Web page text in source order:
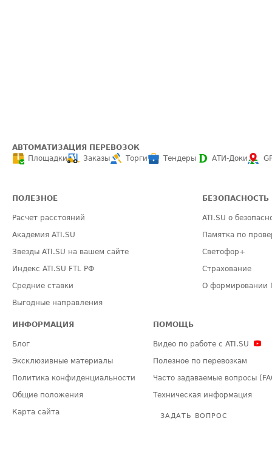
АВТОМАТИЗАЦИЯ ПЕРЕВОЗОК
Площадки
Заказы Торги Тендеры АТИ-Доки
ПОЛЕЗНОЕ
Расчет расстояний
Академия ATI.SU
Звезды ATI.SU на вашем сайте
Индекс ATI.SU FTL РФ
Средние ставки
Выгодные направления
БЕЗОПАСНОСТЬ
ATI.SU о
Памятка по
Светофор+
Страхование
О формировании
ИНФОРМАЦИЯ
Блог
Эксклюзивные материалы
Политика конфиденциальности
Общие положения
Карта сайта
ПОМОЩЬ
Видео по работе с ATI.SU
Полезное по перевозкам
Часто задаваемые вопросы
Техническая информация
ЗАДАТЬ ВОПРОС